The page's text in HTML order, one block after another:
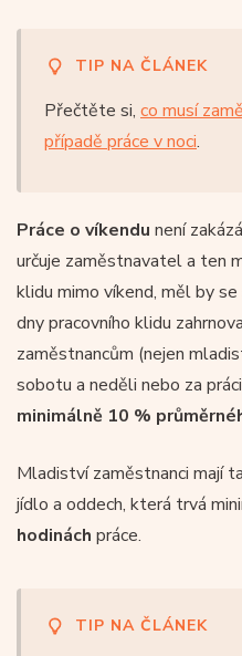
TIP NA ČLÁNEK
Přečtěte si, co musí
případě práce v noci.
Práce o víkendu není
určuje zaměstnavatel a ten
klidu mimo víkend, měl by
dny pracovního klidu
zaměstnancům (nejen
sobotu a neděli nebo za
minimálně 10 %
Mladiství zaměstnanci mají
jídlo a oddech, která trvá
hodinách práce.
TIP NA ČLÁNEK